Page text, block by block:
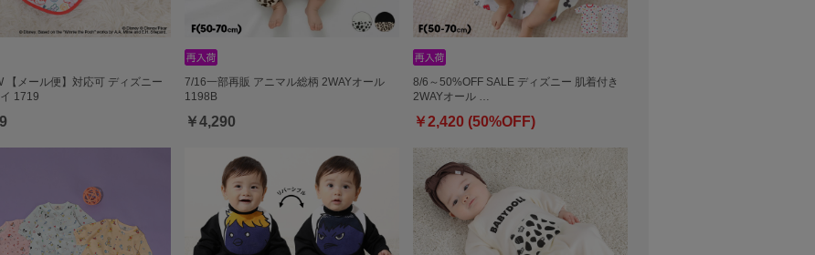
【メール便】対応可 ディズニー
1719
7/16一部再販 アニマル総柄 2WAYオール
1198B
￥4,290
8/6～50%OFF SALE ディズニー 肌着付き
2WAYオール …
￥2,420 (50%OFF)